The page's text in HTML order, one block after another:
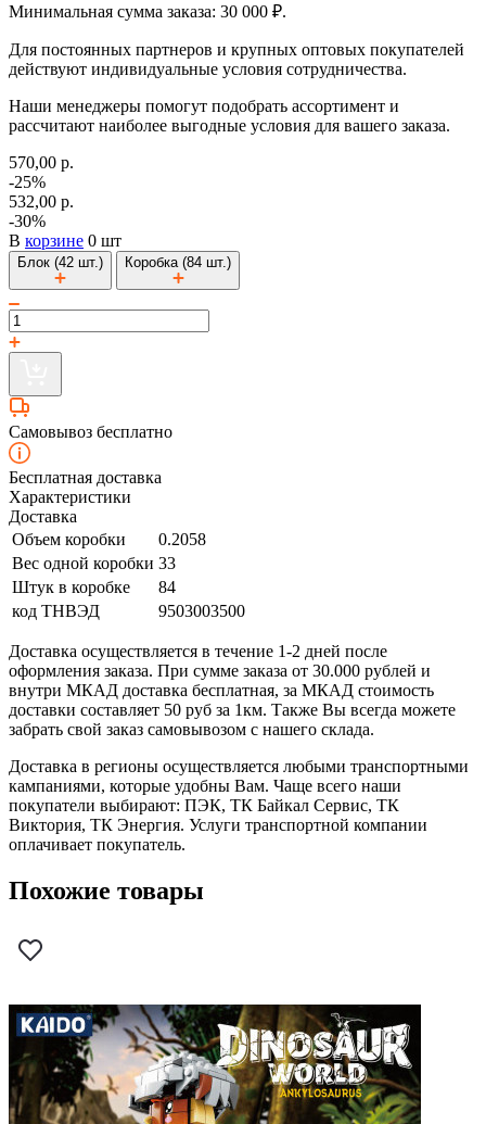
Минимальная сумма заказа: 30 000 ₽.
Для постоянных партнеров и крупных оптовых покупателей
действуют индивидуальные условия сотрудничества.
Наши менеджеры помогут подобрать ассортимент и
рассчитают наиболее выгодные условия для вашего заказа.
570,00 р.
-25%
532,00 р.
-30%
В корзине 0 шт
Блок (42 шт.) Коробка (84 шт.)
Самовывоз бесплатно
Бесплатная доставка
Характеристики
Доставка
Объем коробки
0.2058
Вес одной коробки 33
Штук в коробке
84
код ТНВЭД
9503003500
Доставка осуществляется в течение 1-2 дней после
оформления заказа. При сумме заказа от 30.000 рублей и
внутри МКАД доставка бесплатная, за МКАД стоимость
доставки составляет 50 руб за 1км. Также Вы всегда можете
забрать свой заказ самовывозом с нашего склада.
Доставка в регионы осуществляется любыми транспортными
кампаниями, которые удобны Вам. Чаще всего наши
покупатели выбирают: ПЭК, ТК Байкал Сервис, ТК
Виктория, ТК Энергия. Услуги транспортной компании
оплачивает покупатель.
Похожие товары